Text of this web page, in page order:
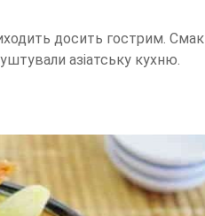
досить гострим. Смак
азіатську кухню.